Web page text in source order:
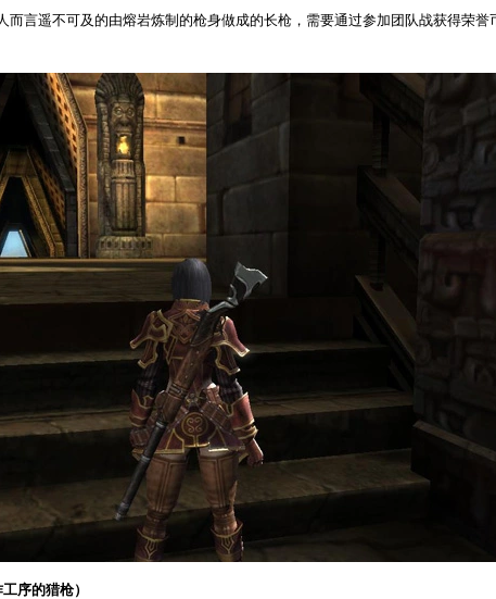
言遥不可及的由熔岩炼制的枪身做成的长枪，需要通过参加团队战获得荣誉
序的猎枪）